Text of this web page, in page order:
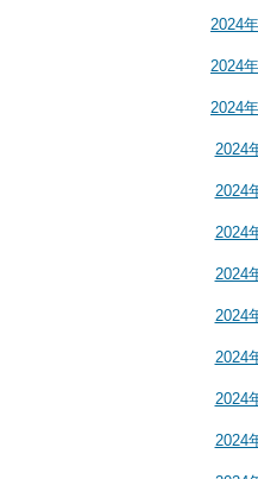
2024
2024
2024
2024
2024
2024
2024
2024
2024
2024
2024